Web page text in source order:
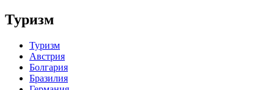
Туризм
Туризм
Австрия
Болгария
Бразилия